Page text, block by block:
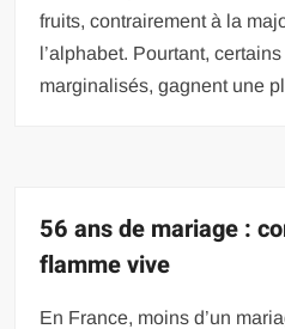
fruits, contrairement à la
l’alphabet. Pourtant,
marginalisés, gagnent une
56 ans de mariage :
flamme vive
En France, moins d’un